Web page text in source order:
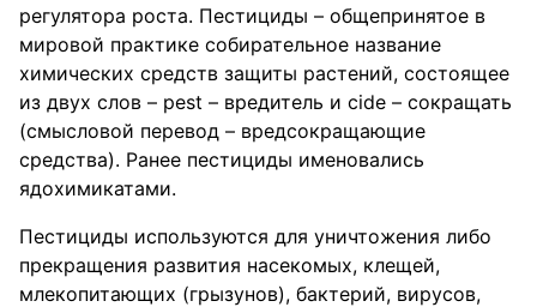
регулятора роста. Пестициды – общепринятое в
мировой практике собирательное название
химических средств защиты растений, состоящее
из двух слов – pest – вредитель и cide – сокращать
(смысловой перевод – вредсокращающие
средства). Ранее пестициды именовались
ядохимикатами.
Пестициды используются для уничтожения либо
прекращения развития насекомых, клещей,
млекопитающих (грызунов), бактерий, вирусов,